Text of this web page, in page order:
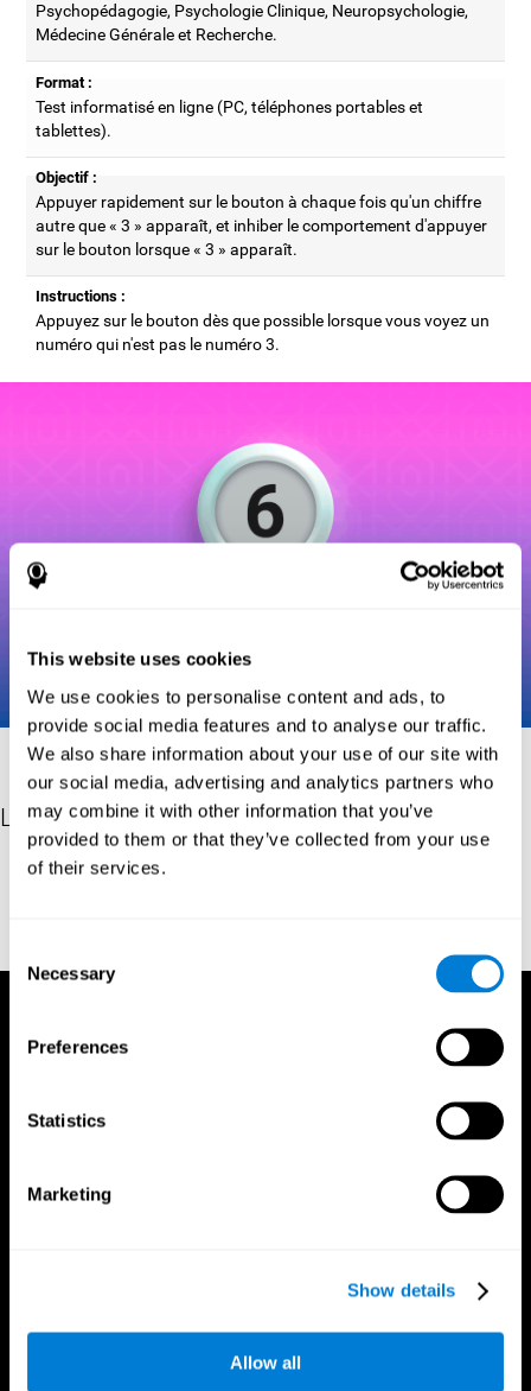
This website uses cookies
We use cookies to personalise content and ads, to
provide social media features and to analyse our traffic.
We also share information about your use of our site with
our social media, advertising and analytics partners who
may combine it with other information that you’ve
provided to them or that they’ve collected from your use
of their services.
Selection
Necessary
Preferences
Statistics
Marketing
Show details
Allow all
Psychopédagogie, Psychologie Clinique, Neuropsychologie,
Médecine Générale et Recherche.
Format :
Test informatisé en ligne (PC, téléphones portables et
tablettes).
Objectif :
Appuyer rapidement sur le bouton à chaque fois qu'un chiffre
autre que « 3 » apparaît, et inhiber le comportement d'appuyer
sur le bouton lorsque « 3 » apparaît.
Instructions :
Appuyez sur le bouton dès que possible lorsque vous voyez un
numéro qui n'est pas le numéro 3.
Les références
Robertson, I.H., Manly, T., Andrade, J., Baddeley, B.T., Yiend, J.